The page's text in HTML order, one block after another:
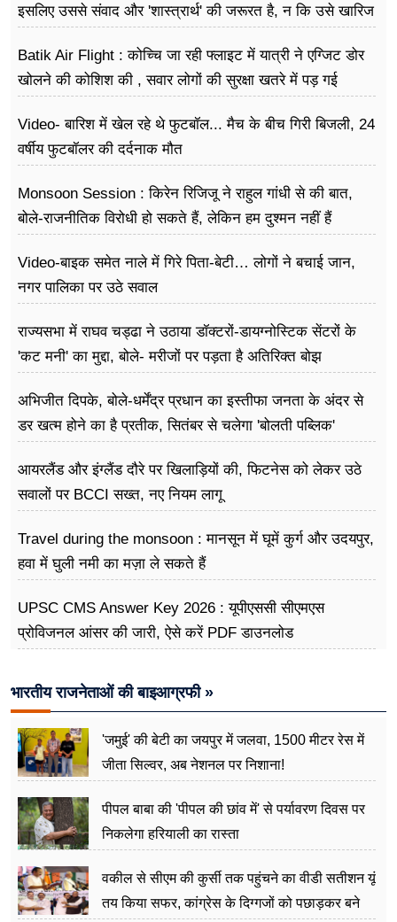
इसलिए उससे संवाद और 'शास्त्रार्थ' की जरूरत है, न कि उसे खारिज
Batik Air Flight : कोच्चि जा रही फ्लाइट में यात्री ने एग्जिट डोर
खोलने की कोशिश की , सवार लोगों की सुरक्षा खतरे में पड़ गई
Video- बारिश में खेल रहे थे फुटबॉल... मैच के बीच गिरी बिजली, 24
वर्षीय फुटबॉलर की दर्दनाक मौत
Monsoon Session : किरेन रिजिजू ने राहुल गांधी से की बात,
बोले-राजनीतिक विरोधी हो सकते हैं, लेकिन हम दुश्मन नहीं हैं
Video-बाइक समेत नाले में गिरे पिता-बेटी… लोगों ने बचाई जान,
नगर पालिका पर उठे सवाल
राज्यसभा में राघव चड्ढा ने उठाया डॉक्टरों-डायग्नोस्टिक सेंटरों के
'कट मनी' का मुद्दा, बोले- मरीजों पर पड़ता है अ​तिरिक्त बोझ
अभिजीत दिपके, बोले-धर्मेंद्र प्रधान का इस्तीफा जनता के अंदर से
डर खत्म होने का है प्रतीक, सितंबर से चलेगा 'बोलती पब्लिक'
आयरलैंड और इंग्लैंड दौरे पर खिलाड़ियों की, फिटनेस को लेकर उठे
सवालों पर BCCI सख्त, नए नियम लागू
Travel during the monsoon : मानसून में घूमें कुर्ग और उदयपुर,
हवा में घुली नमी का मज़ा ले सकते हैं
UPSC CMS Answer Key 2026 : यूपीएससी सीएमएस
प्रोविजनल आंसर की जारी, ऐसे करें PDF डाउनलोड
भारतीय राजनेताओं की बाइआग्रफी »
'जमुई' की बेटी का जयपुर में जलवा, 1500 मीटर रेस में
जीता सिल्वर, अब नेशनल पर निशाना!
पीपल बाबा की 'पीपल की छांव में' से पर्यावरण दिवस पर
निकलेगा हरियाली का रास्ता
वकील से सीएम की कुर्सी तक पहुंचने का वीडी सतीशन यूं
तय किया सफर, कांग्रेस के दिग्गजों को पछाड़कर बने